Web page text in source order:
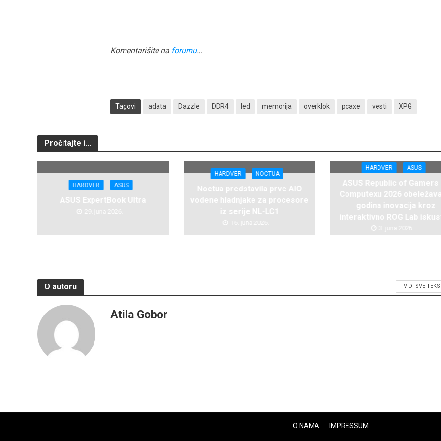
Komentarišite na forumu…
Tagovi adata Dazzle DDR4 led memorija overklok pcaxe vesti XPG
Pročitajte i...
HARDVER ASUS
ASUS ExpertBook Ultra
29. juna 2026.
HARDVER NOCTUA
Noctua predstavila prve AIO
vodene hladnjake za procesore
iz serije NL-LC1
16. juna 2026.
HARDVER ASUS
ASUS Republic of Gamers
Computexu 2026
godina inovacija kroz
interaktivno ROG Lab
3. juna 2026.
O autoru VIDI SVE
Atila Gobor
O NAMA IMPRESSUM